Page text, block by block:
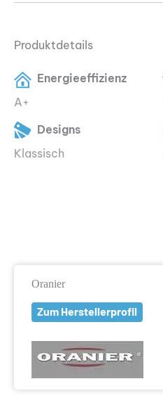
Produktdetails
Energieeffizienz
A+
Designs
Klassisch
Oranier
Zum Herstellerprofil